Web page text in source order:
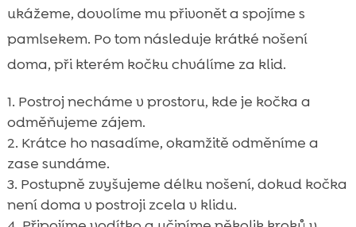
ukážeme, dovolíme mu přivonět a spojíme s
pamlsekem. Po tom následuje krátké nošení
doma, při kterém kočku chválíme za klid.
Postroj necháme v prostoru, kde je kočka a
odměňujeme zájem.
Krátce ho nasadíme, okamžitě odměníme a
zase sundáme.
Postupně zvyšujeme délku nošení, dokud kočka
není doma v postroji zcela v klidu.